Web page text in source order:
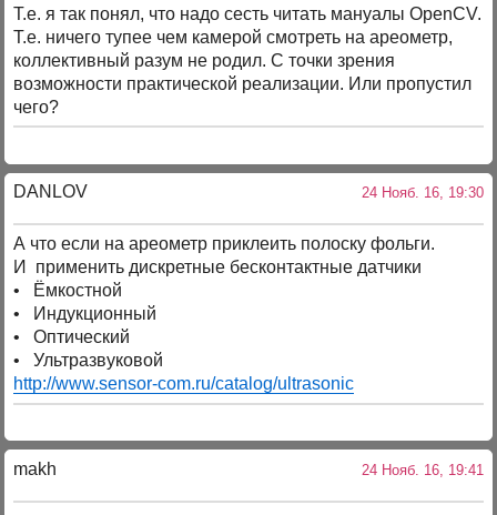
Т.е. я так понял, что надо сесть читать мануалы OpenCV.
Т.е. ничего тупее чем камерой смотреть на ареометр,
коллективный разум не родил. С точки зрения
возможности практической реализации. Или пропустил
чего?
DANLOV 24 Нояб. 16, 19:30
А что если на ареометр приклеить полоску фольги.
И применить дискретные бесконтактные датчики
• Ёмкостной
• Индукционный
• Оптический
• Ультразвуковой
http://www.sensor-com.ru/catalog/ultrasonic
makh 24 Нояб. 16, 19:41